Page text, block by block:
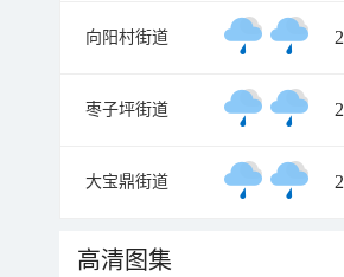
向阳村街道
枣子坪街道
大宝鼎街道
高清图集